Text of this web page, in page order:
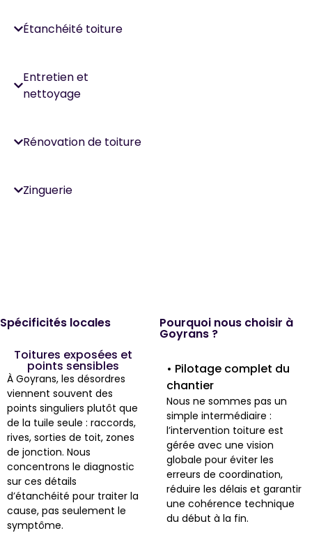
Étanchéité toiture
Entretien et
nettoyage
Rénovation de toiture
Zinguerie
Spécificités locales
Toitures exposées et
points sensibles
À Goyrans, les désordres
viennent souvent des
points singuliers plutôt que
de la tuile seule : raccords,
rives, sorties de toit, zones
de jonction. Nous
concentrons le diagnostic
sur ces détails
d’étanchéité pour traiter la
cause, pas seulement le
symptôme.
Pourquoi nous choisir à
Goyrans ?
• Pilotage complet du
chantier
Nous ne sommes pas un
simple intermédiaire :
l’intervention toiture est
gérée avec une vision
globale pour éviter les
erreurs de coordination,
réduire les délais et garantir
une cohérence technique
du début à la fin.